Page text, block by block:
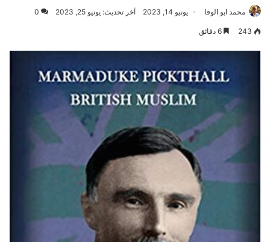
محمد ابو الوفا يونيو 14, 2023 آخر تحديث: يونيو 25, 2023 0
243